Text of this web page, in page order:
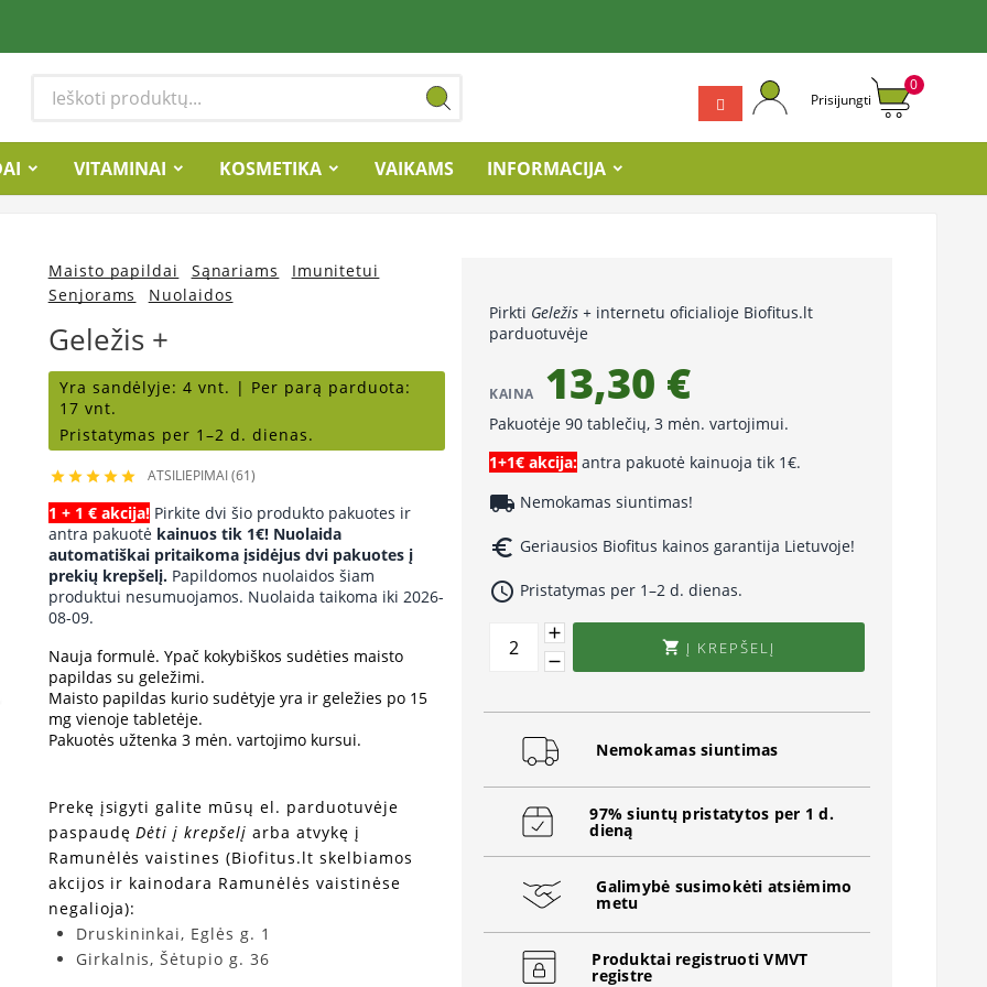
Prisijungti
0
VITAMINAI KOSMETIKA VAIKAMS INFORMACIJA
Maisto papildai Sąnariams
Imunitetui
Senjorams
Nuolaidos
Geležis +
Yra sandėlyje:4 vnt. | Per parą parduota:
17 vnt.
Pristatymas per 1–2 d. dienas.
     ATSILIEPIMAI (61)
1 + 1 € akcija!Pirkite dvi šio produkto pakuotes ir
antra pakuotė kainuos tik 1€! Nuolaida
automatiškai pritaikoma įsidėjus dvi pakuotes į
prekių krepšelį.Papildomos nuolaidos šiam
produktui nesumuojamos. Nuolaida taikoma iki 2026-
08-09.
Nauja formulė. Ypač kokybiškos sudėties maisto
papildas su geležimi.
Maisto papildas kurio sudėtyje yra ir geležies po 15
mg vienoje tabletėje.
Pakuotės užtenka 3 mėn. vartojimo kursui.
Prekę įsigyti galite mūsų el. parduotuvėje
paspaudęDėti į krepšelį arba atvykę į
Ramunėlės vaistines (Biofitus.lt skelbiamos
akcijos ir kainodara Ramunėlės vaistinėse
negalioja):
Druskininkai, Eglės g. 1
Girkalnis, Šėtupio g. 36
Pirkti Geležis + internetu oficialioje Biofitus.lt
parduotuvėje
KAINA 13,30 €
Pakuotėje 90 tablečių, 3 mėn. vartojimui.
1+1€ akcija: antra pakuotė kainuoja tik 1€.
local_shipping Nemokamas siuntimas!
euro_symbol Geriausios Biofitus kainos garantija Lietuvoje!
access_time Pristatymas per 1–2 d. dienas.
 Į KREPŠELĮ
Nemokamas siuntimas
97% siuntų pristatytos per 1 d.
dieną
Galimybė susimokėti atsiėmimo
metu
Produktai registruoti VMVT
registre